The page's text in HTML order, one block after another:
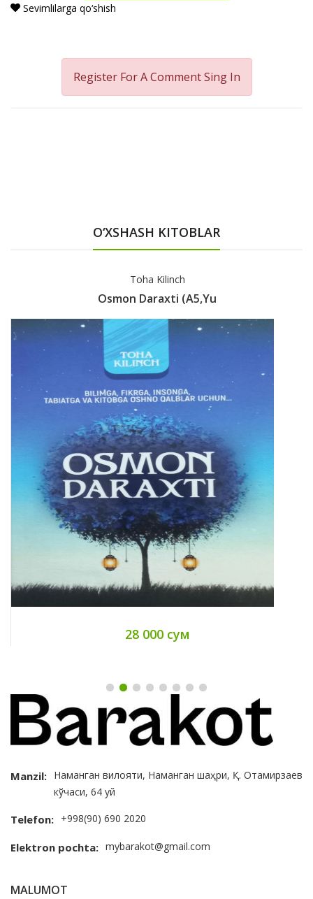
Sevimlilarga qo‘shish
Register For A CommentSing In
O‘XSHASH KITOBLAR
Toha Kilinch
Osmon Daraxti (A5,yu
28 000 сум
Manzil: Наманган вилояти, Наманган шаҳри, Қ. Отамирзаев
кўчаси, 64 уй
Telefon: +998(90) 690 2020
Elektron pochta: mybarakot@gmail.com
MALUMOT